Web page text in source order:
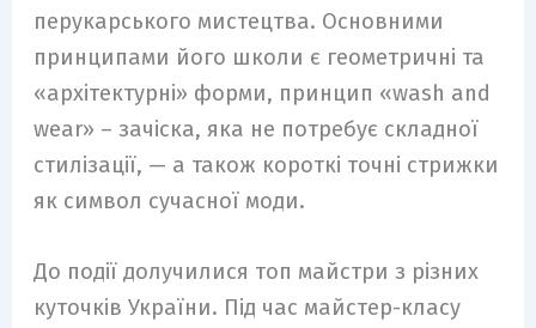
перукарського мистецтва. Основними
принципами його школи є геометричні та
«архітектурні» форми, принцип «wash and
wear» – зачіска, яка не потребує складної
стилізації, — а також короткі точні стрижки
як символ сучасної моди.
До події долучилися топ майстри з різних
куточків України. Під час майстер-класу